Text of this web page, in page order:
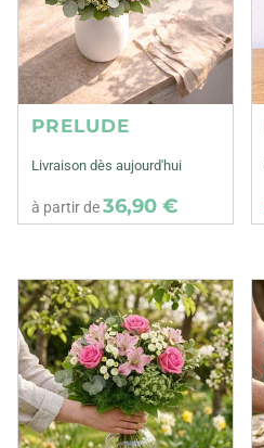
PRELUDE
Livraison dès aujourd'hui
à partir de36,90 €